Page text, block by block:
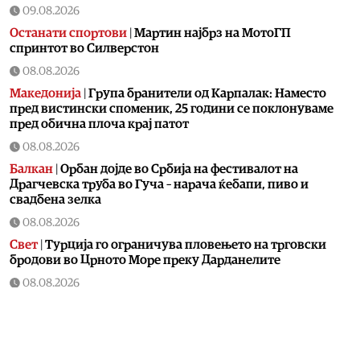
09.08.2026
Останати спортови Мартин најбрз на МотоГП
спринтот во Силверстон
08.08.2026
Македонија Група бранители од Карпалак: Наместо
пред вистински споменик, 25 години се поклонуваме
пред обична плоча крај патот
08.08.2026
Балкан Орбан дојде во Србија на фестивалот на
Драгчевска труба во Гуча – нарача ќебапи, пиво и
свадбена зелка
08.08.2026
Свет| Турција го ограничува пловењето на трговски
бродови во Црното Море преку Дарданелите
08.08.2026